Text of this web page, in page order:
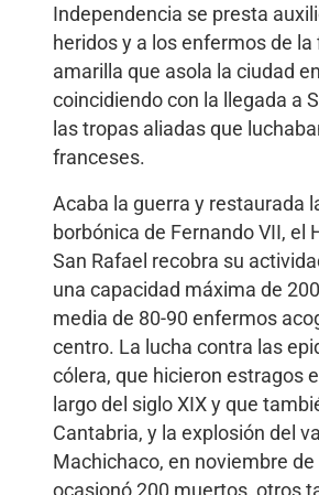
Independencia se presta
heridos y a los enfermos de la
amarilla que asola la ciudad
coincidiendo con la llegada a
las tropas aliadas que
franceses.
Acaba la guerra y restaurada
borbónica de Fernando VII, el
San Rafael recobra su
una capacidad máxima de
media de 80-90 enfermos
centro. La lucha contra las
cólera, que hicieron estragos
largo del siglo XIX y que
Cantabria, y la explosión del
Machichaco, en noviembre de